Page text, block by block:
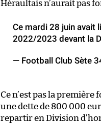
Héraultais n’aurait pas
Ce mardi 28 juin avait
2022/2023 devant la
— Football Club Sète
Ce n’est pas la
une dette de 800 000
repartir en Division